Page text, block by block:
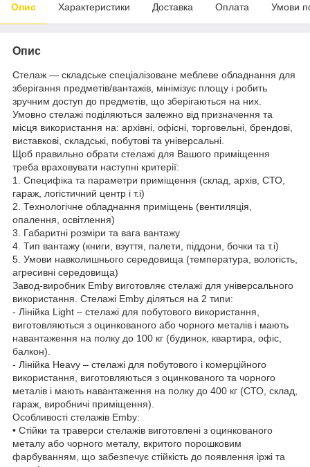
Опис Характеристики Доставка Оплата Умови
Опис
Стелаж — складське спеціалізоване меблеве обладнання для
зберігання предметів/вантажів, мінімізує площу і робить
зручним доступ до предметів, що зберігаються на них.
Умовно стелажі поділяються залежно від призначення та
місця використання на: архівні, офісні, торговельні, брендові,
виставкові, складські, побутові та універсальні.
Щоб правильно обрати стелажі для Вашого приміщення
треба враховувати наступні критерії:
1. Специфіка та параметри приміщення (склад, архів, СТО,
гараж, логістичний центр і т.і)
2. Технологічне обладнання приміщень (вентиляція,
опалення, освітлення)
3. Габаритні розміри та вага вантажу
4. Тип вантажу (книги, взуття, палети, піддони, бочки та т.і)
5. Умови навколишнього середовища (температура, вологість,
агресивні середовища)
Завод-виробник Emby виготовляє стелажі для універсального
використання. Стелажі Emby діляться на 2 типи:
- Лінійка Light – стелажі для побутового використання,
виготовляються з оцинкованого або чорного металів і мають
навантаження на полку до 100 кг (будинок, квартира, офіс,
балкон).
- Лінійка Heavy – стелажі для побутового і комерційного
використання, виготовляються з оцинкованого та чорного
металів і мають навантаження на полку до 400 кг (СТО, склад,
гараж, виробничі приміщення).
Особливості стелажів Emby:
• Стійки та траверси стелажів виготовлені з оцинкованого
металу або чорного металу, вкритого порошковим
фарбуванням, що забезпечує стійкість до появлення іржі та